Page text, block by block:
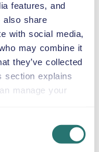
features, and
also share
with social media,
may combine it
they’ve collected
section explains
manage your
och fem
och två små